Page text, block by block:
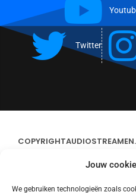
Jouw
We gebruiken technologieën zoals
Twitter
COPYRIGHT